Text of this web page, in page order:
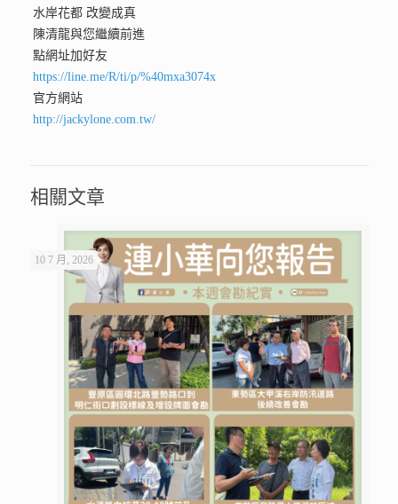
水岸花都 改變成真
陳清龍與您繼續前進
點網址加好友
https://line.me/R/ti/p/%40mxa3074x
官方網站
http://jackylone.com.tw/
相關文章
10 7 月, 2026